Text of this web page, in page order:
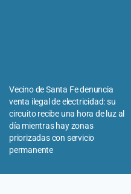
Vecino de Santa Fe denuncia
venta ilegal de electricidad: su
circuito recibe una hora de luz al
día mientras hay zonas
priorizadas con servicio
permanente